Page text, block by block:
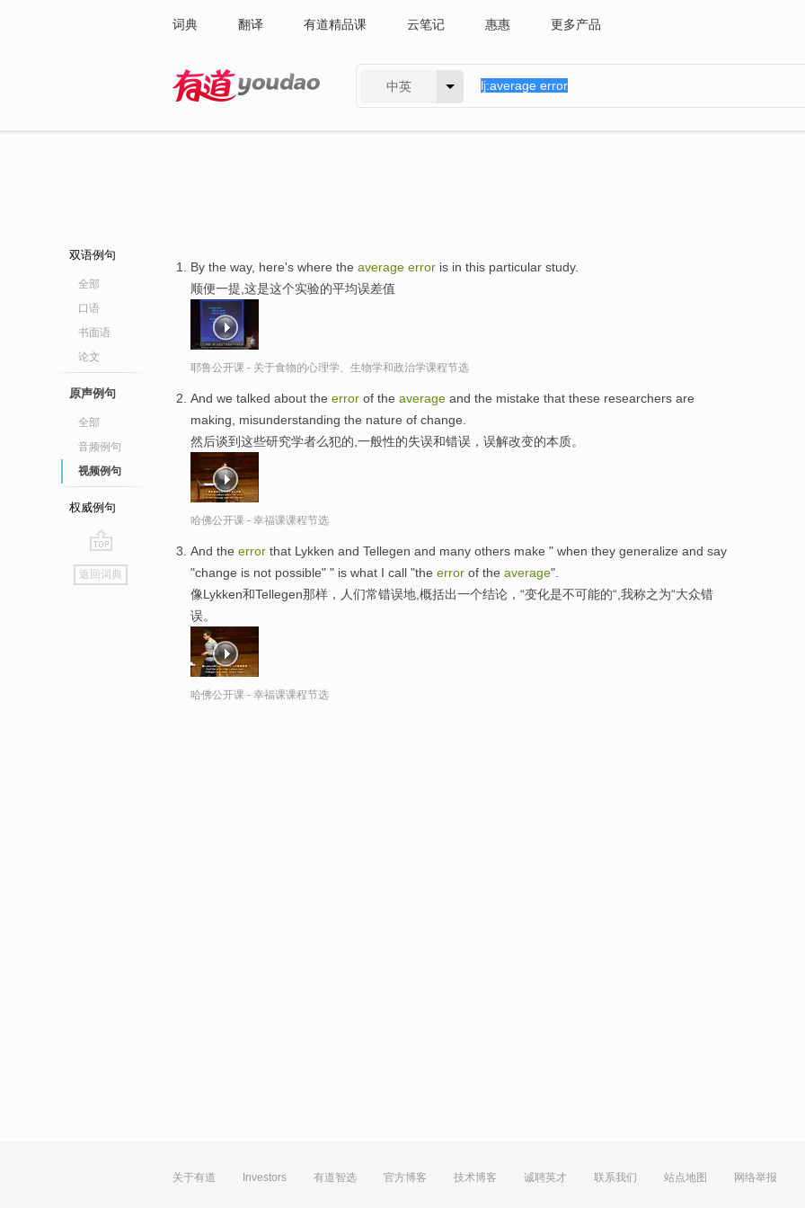
词典 翻译 有道精品课 云笔记 惠惠 更多产品
中英
双语例句
全部
口语
书面语
论文
原声例句
全部
音频例句
视频例句
权威例句
go
top
返回词典
By the way, here's where the average error is in this particular study.
顺便一提,这是这个实验的平均误差值
耶鲁公开课 - 关于食物的心理学、生物学和政治学课程节选
And we talked about the error of the average and the mistake that these researchers are
making, misunderstanding the nature of change.
然后谈到这些研究学者么犯的,一般性的失误和错误，误解改变的本质。
哈佛公开课 - 幸福课课程节选
And the error that Lykken and Tellegen and many others make " when they generalize and say
"change is not possible" " is what I call "the error of the average".
像Lykken和Tellegen那样，人们常错误地,概括出一个结论，“变化是不可能的“,我称之为“大众错
误。
哈佛公开课 - 幸福课课程节选
关于有道 Investors 有道智选 官方博客 技术博客 诚聘英才 联系我们 站点地图 网络举报